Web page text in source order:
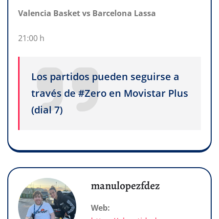
Valencia Basket vs Barcelona Lassa
21:00 h
Los partidos pueden seguirse a
través de #Zero en Movistar Plus
(dial 7)
manulopezfdez
Web: